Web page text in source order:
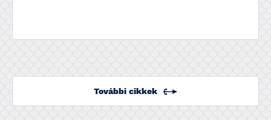
További cikkek